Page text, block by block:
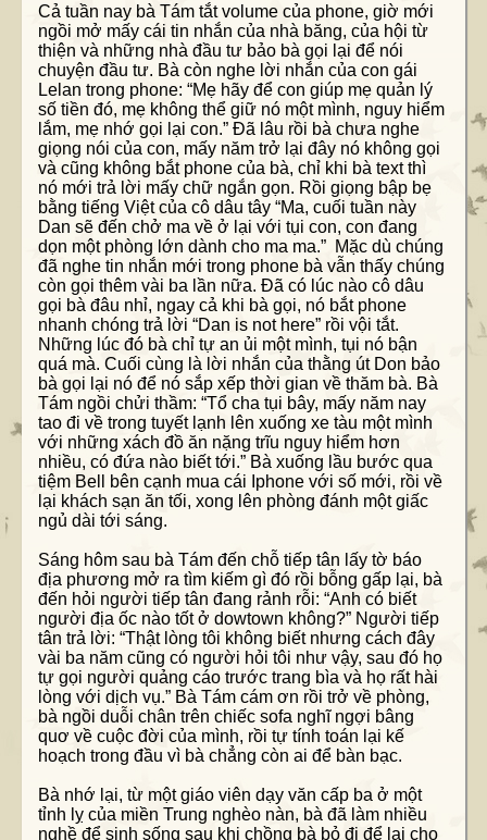
Cả tuần nay bà Tám tắt volume của phone, giờ mới
ngồi mở mấy cái tin nhắn của nhà băng, của hội từ
thiện và những nhà đầu tư bảo bà gọi lại để nói
chuyện đầu tư. Bà còn nghe lời nhắn của con gái
Lelan trong phone: “Mẹ hãy để con giúp mẹ quản lý
số tiền đó, mẹ không thể giữ nó một mình, nguy hiểm
lắm, mẹ nhớ gọi lại con.” Đã lâu rồi bà chưa nghe
giọng nói của con, mấy năm trở lại đây nó không gọi
và cũng không bắt phone của bà, chỉ khi bà text thì
nó mới trả lời mấy chữ ngắn gọn. Rồi giọng bập bẹ
bằng tiếng Việt của cô dâu tây “Ma, cuối tuần này
Dan sẽ đến chở ma về ở lại với tụi con, con đang
dọn một phòng lớn dành cho ma ma.” Mặc dù chúng
đã nghe tin nhắn mới trong phone bà vẫn thấy chúng
còn gọi thêm vài ba lần nữa. Đã có lúc nào cô dâu
gọi bà đâu nhỉ, ngay cả khi bà gọi, nó bắt phone
nhanh chóng trả lời “Dan is not here” rồi vội tắt.
Những lúc đó bà chỉ tự an ủi một mình, tụi nó bận
quá mà. Cuối cùng là lời nhắn của thằng út Don bảo
bà gọi lại nó để nó sắp xếp thời gian về thăm bà. Bà
Tám ngồi chửi thầm: “Tổ cha tụi bây, mấy năm nay
tao đi về trong tuyết lạnh lên xuống xe tàu một mình
với những xách đồ ăn nặng trĩu nguy hiểm hơn
nhiều, có đứa nào biết tới.” Bà xuống lầu bước qua
tiệm Bell bên cạnh mua cái Iphone với số mới, rồi về
lại khách sạn ăn tối, xong lên phòng đánh một giấc
ngủ dài tới sáng.
Sáng hôm sau bà Tám đến chỗ tiếp tân lấy tờ báo
địa phương mở ra tìm kiếm gì đó rồi bỗng gấp lại, bà
đến hỏi người tiếp tân đang rảnh rỗi: “Anh có biết
người địa ốc nào tốt ở dowtown không?” Người tiếp
tân trả lời: “Thật lòng tôi không biết nhưng cách đây
vài ba năm cũng có người hỏi tôi như vậy, sau đó họ
tự gọi người quảng cáo trước trang bìa và họ rất hài
lòng với dịch vụ.” Bà Tám cám ơn rồi trở về phòng,
bà ngồi duỗi chân trên chiếc sofa nghĩ ngợi bâng
quơ về cuộc đời của mình, rồi tự tính toán lại kế
hoạch trong đầu vì bà chẳng còn ai để bàn bạc.
Bà nhớ lại, từ một giáo viên dạy văn cấp ba ở một
tỉnh lỵ của miền Trung nghèo nàn, bà đã làm nhiều
nghề để sinh sống sau khi chồng bà bỏ đi để lại cho